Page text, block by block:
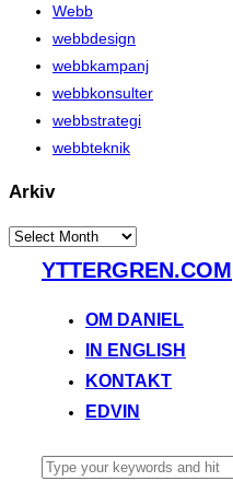
Webb
webbdesign
webbkampanj
webbkonsulter
webbstrategi
webbteknik
Arkiv
Arkiv
YTTERGREN.COM
OM DANIEL
IN ENGLISH
KONTAKT
EDVIN
Search
for: